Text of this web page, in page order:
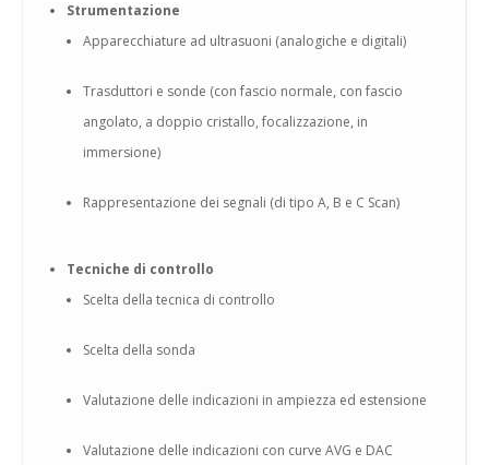
Strumentazione
Apparecchiature ad ultrasuoni (analogiche e digitali)
Trasduttori e sonde (con fascio normale, con fascio
angolato, a doppio cristallo, focalizzazione, in
immersione)
Rappresentazione dei segnali (di tipo A, B e C Scan)
Tecniche di controllo
Scelta della tecnica di controllo
Scelta della sonda
Valutazione delle indicazioni in ampiezza ed estensione
Valutazione delle indicazioni con curve AVG e DAC